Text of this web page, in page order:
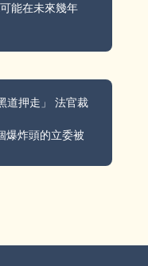
能在未來幾年
道押走」 法官裁
爆炸頭的立委被